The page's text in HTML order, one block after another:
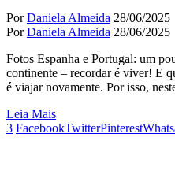
PorDaniela Almeida 28/06/2025
PorDaniela Almeida 28/06/2025
Fotos Espanha e Portugal: um
continente – recordar é viver! E
é viajar novamente. Por isso,
Leia Mais
3 FacebookTwitterPinterest